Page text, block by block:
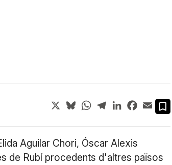
X BlueskyWhatsApp
TelegramLinkedInFacebook
Email
Aguilar Chori, Óscar Alexis
de Rubí procedents d'altres països